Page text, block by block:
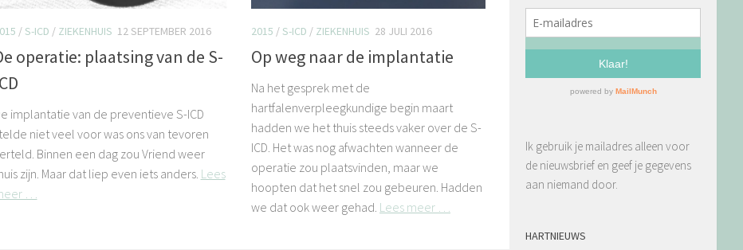
/ S-ICD / ZIEKENHUIS 12 SEPTEMBER 2016
operatie: plaatsing van de S-
implantatie van de preventieve S-ICD
niet veel voor was ons van tevoren
Binnen een dag zou Vriend weer
zijn. Maar dat liep even iets anders. Lees
…
2015 / S-ICD / ZIEKENHUIS 28 JULI 2016
Op weg naar de implantatie
Na het gesprek met de
hartfalenverpleegkundige begin maart
hadden we het thuis steeds vaker over de S-
ICD. Het was nog afwachten wanneer de
operatie zou plaatsvinden, maar we
hoopten dat het snel zou gebeuren. Hadden
we dat ook weer gehad. Lees meer …
Ik gebruik je mailadres alleen voor
de nieuwsbrief en geef je gegevens
aan niemand door.
HARTNIEUWS